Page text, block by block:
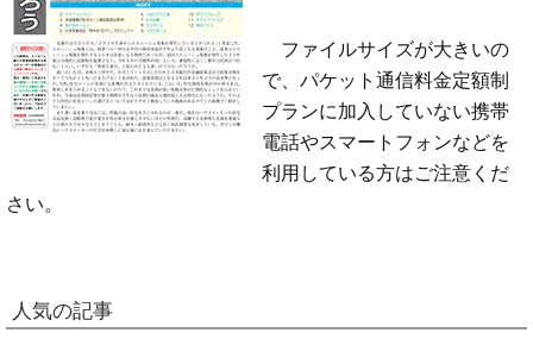
ファイルサイズが大きいの
で、パケット通信料金定額制
プランに加入していない携帯
電話やスマートフォンなどを
利用している方はご注意くだ
さい。
人気の記事